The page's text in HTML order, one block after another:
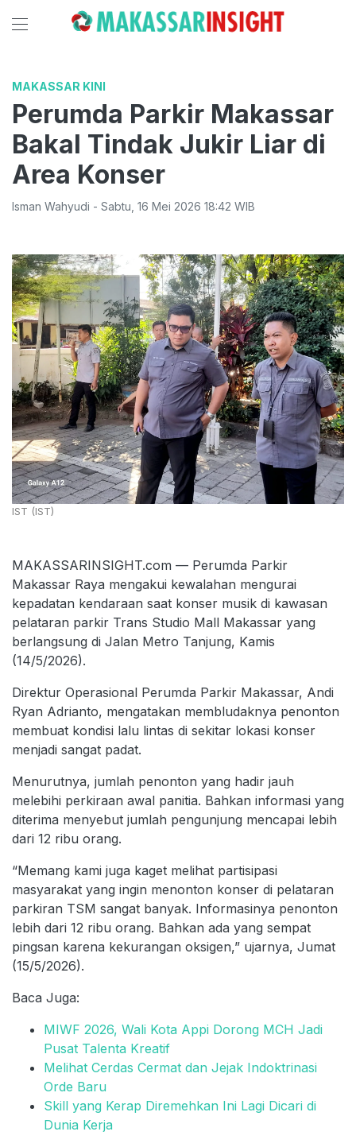
MAKASSAR KINI
Perumda Parkir Makassar
Bakal Tindak Jukir Liar di
Area Konser
Isman Wahyudi - Sabtu 16 Mei 2026 18:42 WIB
IST (IST)
MAKASSARINSIGHT.com — Perumda Parkir
Makassar Raya mengakui kewalahan mengurai
kepadatan kendaraan saat konser musik di kawasan
pelataran parkir Trans Studio Mall Makassar yang
berlangsung di Jalan Metro Tanjung, Kamis
(14/5/2026).
Direktur Operasional Perumda Parkir Makassar, Andi
Ryan Adrianto, mengatakan membludaknya penonton
membuat kondisi lalu lintas di sekitar lokasi konser
menjadi sangat padat.
Menurutnya, jumlah penonton yang hadir jauh
melebihi perkiraan awal panitia. Bahkan informasi yang
diterima menyebut jumlah pengunjung mencapai lebih
dari 12 ribu orang.
“Memang kami juga kaget melihat partisipasi
masyarakat yang ingin menonton konser di pelataran
parkiran TSM sangat banyak. Informasinya penonton
lebih dari 12 ribu orang. Bahkan ada yang sempat
pingsan karena kekurangan oksigen,” ujarnya, Jumat
(15/5/2026).
Baca Juga:
MIWF 2026, Wali Kota Appi Dorong MCH Jadi
Pusat Talenta Kreatif
Melihat Cerdas Cermat dan Jejak Indoktrinasi
Orde Baru
Skill yang Kerap Diremehkan Ini Lagi Dicari di
Dunia Kerja